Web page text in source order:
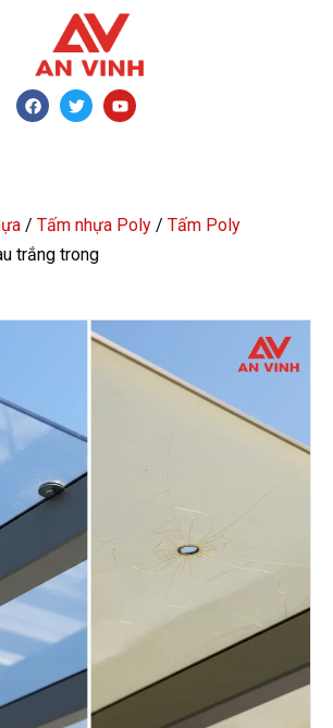
/ Tấm nhựa Poly / Tấm Poly
trắng trong